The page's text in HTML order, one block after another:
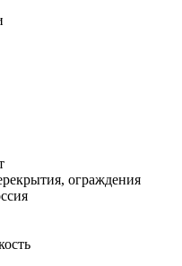
ограждения